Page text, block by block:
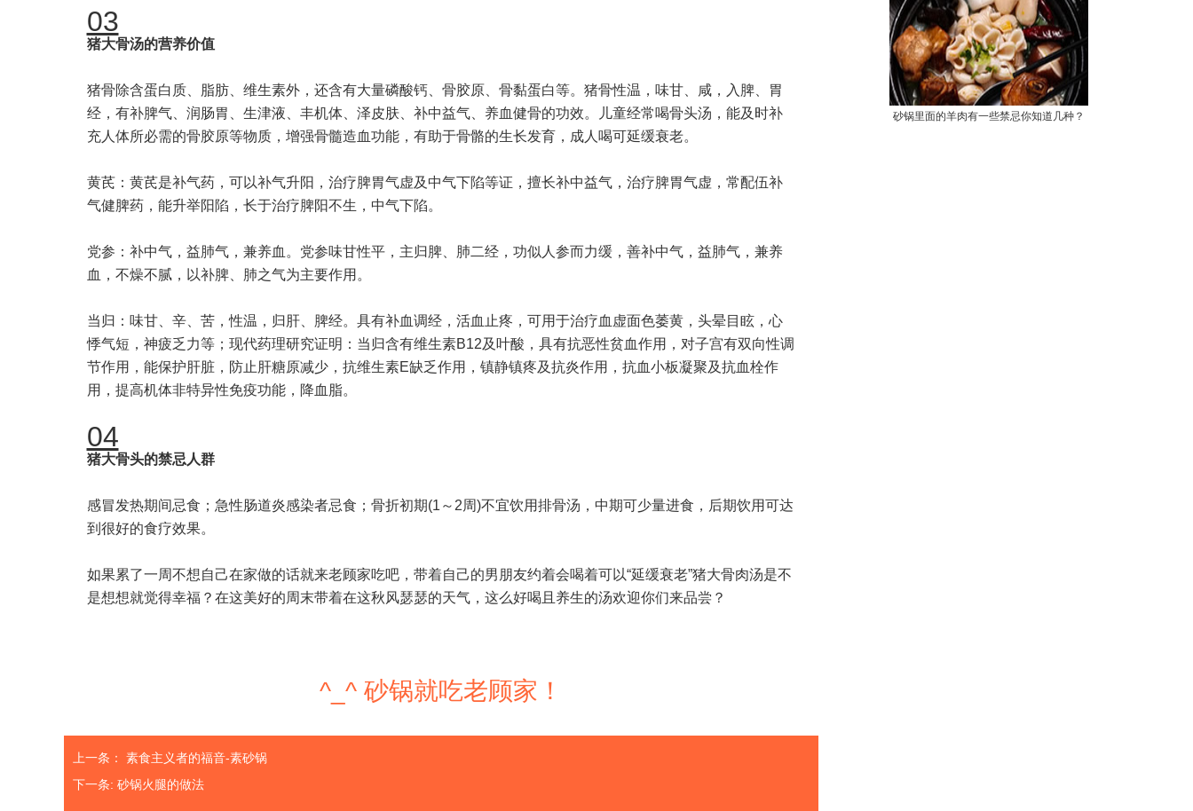
03
猪大骨汤的营养价值
猪骨除含蛋白质、脂肪、维生素外，还含有大量磷酸钙、骨胶原、骨黏蛋白等。猪骨性温，味甘、咸，入脾、胃
经，有补脾气、润肠胃、生津液、丰机体、泽皮肤、补中益气、养血健骨的功效。儿童经常喝骨头汤，能及时补
充人体所必需的骨胶原等物质，增强骨髓造血功能，有助于骨骼的生长发育，成人喝可延缓衰老。
黄芪：黄芪是补气药，可以补气升阳，治疗脾胃气虚及中气下陷等证，擅长补中益气，治疗脾胃气虚，常配伍补
气健脾药，能升举阳陷，长于治疗脾阳不生，中气下陷。
党参：补中气，益肺气，兼养血。党参味甘性平，主归脾、肺二经，功似人参而力缓，善补中气，益肺气，兼养
血，不燥不腻，以补脾、肺之气为主要作用。
当归：味甘、辛、苦，性温，归肝、脾经。具有补血调经，活血止疼，可用于治疗血虚面色萎黄，头晕目眩，心
悸气短，神疲乏力等；现代药理研究证明：当归含有维生素B12及叶酸，具有抗恶性贫血作用，对子宫有双向性调
节作用，能保护肝脏，防止肝糖原减少，抗维生素E缺乏作用，镇静镇疼及抗炎作用，抗血小板凝聚及抗血栓作
用，提高机体非特异性免疫功能，降血脂。
04
猪大骨头的禁忌人群
感冒发热期间忌食；急性肠道炎感染者忌食；骨折初期(1～2周)不宜饮用排骨汤，中期可少量进食，后期饮用可达
到很好的食疗效果。
如果累了一周不想自己在家做的话就来老顾家吃吧，带着自己的男朋友约着会喝着可以“延缓衰老”猪大骨肉汤是不
是想想就觉得幸福？在这美好的周末带着在这秋风瑟瑟的天气，这么好喝且养生的汤欢迎你们来品尝？
^_^ 砂锅就吃老顾家！
上一条： 素食主义者的福音-素砂锅
下一条: 砂锅火腿的做法
砂锅里面的羊肉有一些禁忌你知道几种？